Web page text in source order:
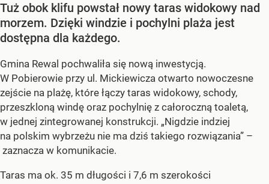
Tuż obok klifu powstał nowy taras widokowy nad
morzem. Dzięki windzie i pochylni plaża jest
dostępna dla każdego.
Gmina Rewal pochwaliła się nową inwestycją.
W Pobierowie przy ul. Mickiewicza otwarto nowoczesne
zejście na plażę, które łączy taras widokowy, schody,
przeszkloną windę oraz pochylnię z całoroczną toaletą,
w jednej zintegrowanej konstrukcji. „Nigdzie indziej
na polskim wybrzeżu nie ma dziś takiego rozwiązania” –
zaznacza w komunikacie.
Taras ma ok. 35 m długości i 7,6 m szerokości